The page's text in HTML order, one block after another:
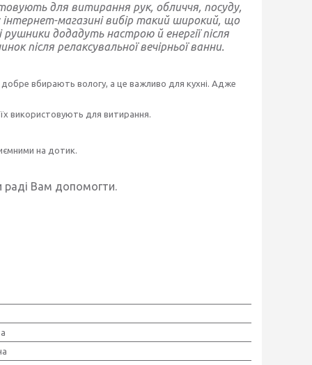
для витирання рук, обличчя, посуду,
магазині вибір такий широкий, що
додадуть настрою й енергії після
після релаксувальної вечірньої ванни.
добре вбирають вологу, а це важливо для кухні. Адже
використовують для витирання.
на дотик.
раді Вам допомогти.